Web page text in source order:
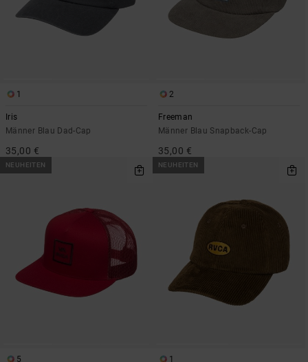
1
Iris
Männer Blau Dad-Cap
35,00 €
2
Freeman
Männer Blau Snapback-Cap
35,00 €
NEUHEITEN
5
NEUHEITEN
1